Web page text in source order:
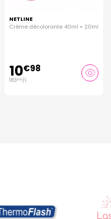
NETLINE
Crème décolorante 40ml + 20ml
10€98
183€00/l.